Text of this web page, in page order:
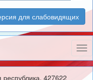
для слабовидящих
республика, 427622